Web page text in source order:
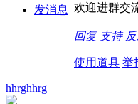
发消息 欢迎进群交
回复 支持
使用道具 举
hhrghhrg